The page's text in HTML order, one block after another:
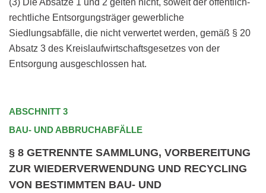
rechtliche Entsorgungsträger gewerbliche
Siedlungsabfälle, die nicht verwertet werden, gemäß § 20
Absatz 3 des Kreislaufwirtschaftsgesetzes von der
Entsorgung ausgeschlossen hat.
ABSCHNITT 3
BAU- UND ABBRUCHABFÄLLE
§ 8 GETRENNTE SAMMLUNG, VORBEREITUNG
ZUR WIEDERVERWENDUNG UND RECYCLING
VON BESTIMMTEN BAU- UND